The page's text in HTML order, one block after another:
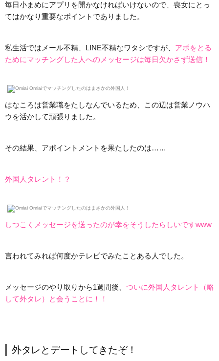
毎日小まめにアプリを開かなければいけないので、喪女にとっ
てはかなり重要なポイントでありました。
私生活ではメール不精、LINE不精なワタシですが、 アポをとる
ためにマッチングした人へのメッセージは毎日欠かさず送信！
はなころは営業職をたしなんでいるため、この辺は営業ノウハ
ウを活かして頑張りました。
その結果、アポイントメントを果たしたのは……
外国人タレント！？
しつこくメッセージを送ったのが幸をそうしたらしいですwww
言われてみれば何度かテレビでみたことある人でした。
メッセージのやり取りから1週間後、 ついに外国人タレント（略
して外タレ）と会うことに！！
外タレとデートしてきたぞ！